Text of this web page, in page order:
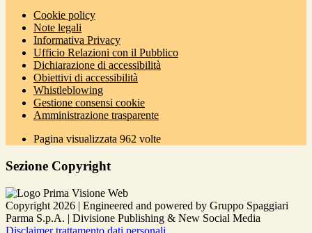
Cookie policy
Note legali
Informativa Privacy
Ufficio Relazioni con il Pubblico
Dichiarazione di accessibilità
Obiettivi di accessibilità
Whistleblowing
Gestione consensi cookie
Amministrazione trasparente
Pagina visualizzata 962 volte
Sezione Copyright
Copyright 2026 | Engineered and powered by Gruppo Spaggiari
Parma S.p.A. | Divisione Publishing & New Social Media
Disclaimer trattamento dati personali